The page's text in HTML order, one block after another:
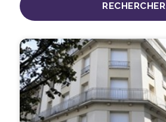
RECHERCHER